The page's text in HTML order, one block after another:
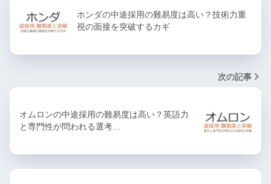
ホンダの中途採用の難易度は高い？技術力重
視の面接を突破するカギ
次の記事
オムロンの中途採用の難易度は高い？英語力
と専門性が問われる選考…